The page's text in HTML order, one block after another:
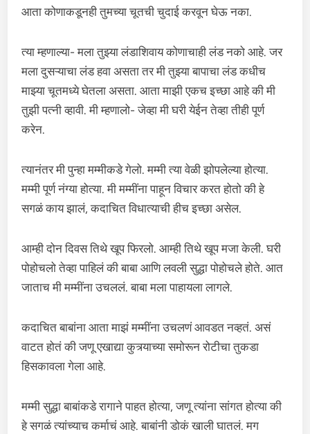
आता कोणाकडूनही तुमच्या चूतची चुदाई करवून घेऊ नका.
त्या म्हणाल्या- मला तुझ्या लंडाशिवाय कोणाचाही लंड नको आहे. जर
मला दुसऱ्याचा लंड हवा असता तर मी तुझ्या बापाचा लंड कधीच
माझ्या चूतमध्ये घेतला असता. आता माझी एकच इच्छा आहे की मी
तुझी पत्नी व्हावी. मी म्हणालो- जेव्हा मी घरी येईन तेव्हा तीही पूर्ण
करेन.
त्यानंतर मी पुन्हा मम्मीकडे गेलो. मम्मी त्या वेळी झोपलेल्या होत्या.
मम्मी पूर्ण नंग्या होत्या. मी मम्मींना पाहून विचार करत होतो की हे
सगळं काय झालं, कदाचित विधात्याची हीच इच्छा असेल.
आम्ही दोन दिवस तिथे खूप फिरलो. आम्ही तिथे खूप मजा केली. घरी
पोहोचलो तेव्हा पाहिलं की बाबा आणि लवली सुद्धा पोहोचले होते. आत
जाताच मी मम्मींना उचललं. बाबा मला पाहायला लागले.
कदाचित बाबांना आता माझं मम्मींना उचलणं आवडत नव्हतं. असं
वाटत होतं की जणू एखाद्या कुत्र्याच्या समोरून रोटीचा तुकडा
हिसकावला गेला आहे.
मम्मी सुद्धा बाबांकडे रागाने पाहत होत्या, जणू त्यांना सांगत होत्या की
हे सगळं त्यांच्याच कर्माचं आहे. बाबांनी डोकं खाली घातलं. मग